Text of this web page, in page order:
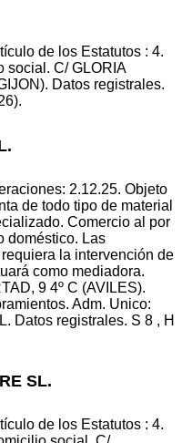
de los Estatutos : 4.
social. C/ GLORIA
Datos registrales.
2.12.25. Objeto
de todo tipo de material
Comercio al por
doméstico. Las
la intervención de
como mediadora.
9 4º C (AVILES).
Adm. Unico:
Datos registrales. S 8 , H
SL.
de los Estatutos : 4.